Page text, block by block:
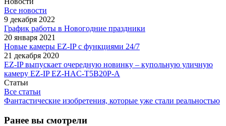
Все новости
9 декабря 2022
График работы в Новогодние праздники
20 января 2021
Новые камеры EZ-IP с функциями 24/7
21 декабря 2020
EZ-IP выпускает очередную новинку – купольную уличную
камеру EZ-IP EZ-HAC-T5B20P-A
Статьи
Все статьи
Фантастические изобретения, которые уже стали реальностью
Ранее вы смотрели